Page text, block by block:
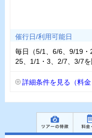
催行日/利用可能日
毎日（5/1、6/6、9/19
25、1/1・3、2/7、3/7を
詳細条件を見る（料金